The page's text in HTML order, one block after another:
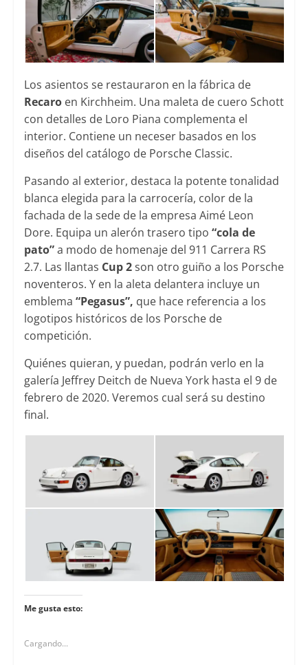
Los asientos se restauraron en la fábrica de
Recaroen Kirchheim. Una maleta de cuero Schott
con detalles de Loro Piana complementa el
interior. Contiene un neceser basados en los
diseños del catálogo de Porsche Classic.
Pasando al exterior, destaca la potente tonalidad
blanca elegida para la carrocería, color de la
fachada de la sede de la empresa Aimé Leon
Dore. Equipa un alerón trasero tipo “cola de
pato”a modo de homenaje del 911 Carrera RS
2.7. Las llantas Cup 2son otro guiño a los Porsche
noventeros. Y en la aleta delantera incluye un
emblema “Pegasus”, que hace referencia a los
logotipos históricos de los Porsche de
competición.
Quiénes quieran, y puedan, podrán verlo en la
galería Jeffrey Deitch de Nueva York hasta el 9 de
febrero de 2020. Veremos cual será su destino
final.
Me gusta esto:
Cargando...